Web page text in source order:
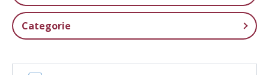
Categorie
Folders / Brochures / Flyers (1)